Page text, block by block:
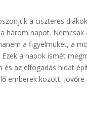
a ciszteres
három napot. Nemcsak
a figyelmüket, a
a napok ismét
és az elfogadás hidat
emberek között.